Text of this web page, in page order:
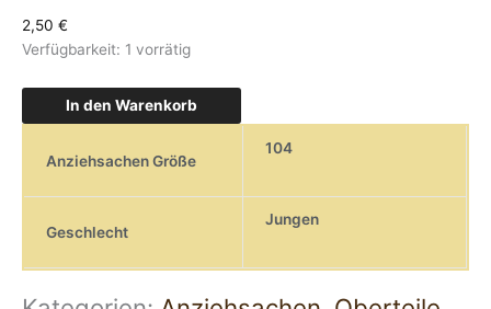
2,50 €
Verfügbarkeit: 1 vorrätig
In den Warenkorb
Anziehsachen Größe
104
Geschlecht
Jungen